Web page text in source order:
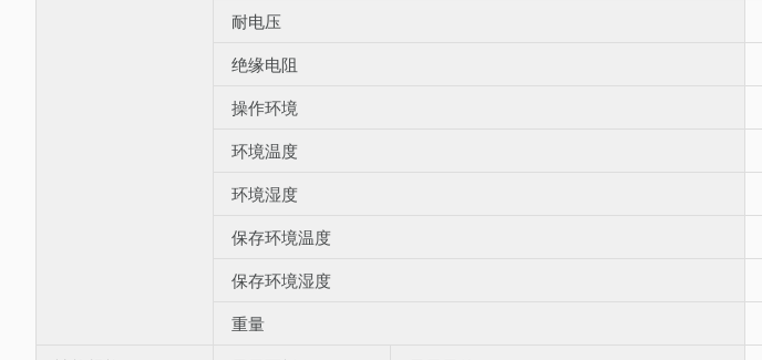
耐电压
绝缘电阻
操作环境
环境温度
环境湿度
保存环境温度
保存环境湿度
重量